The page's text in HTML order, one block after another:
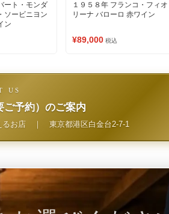
ート・モンダ
ソービニヨン
ン
１９５８年 フランコ・フィオ
リーナ バローロ 赤ワイン
¥89,000 税込
US
ご予約）のご案内
るお店｜ 東京都港区白金台2-7-1